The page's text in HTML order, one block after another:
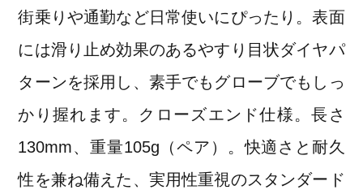
九州・沖縄地方
FAQ
街乗りや通勤など日常使いにぴったり。表面
には滑り止め効果のあるやすり目状ダイヤパ
ターンを採用し、素手でもグローブでもしっ
かり握れます。クローズエンド仕様。長さ
130mm、重量105g（ペア）。快適さと耐久
性を兼ね備えた、実用性重視のスタンダード